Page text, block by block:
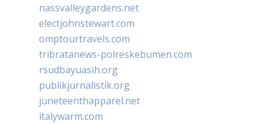
nassvalleygardens.net
electjohnstewart.com
omptourtravels.com
tribratanews-polreskebumen.com
rsudbayuasih.org
publikjurnalistik.org
juneteenthapparel.net
italywarm.com